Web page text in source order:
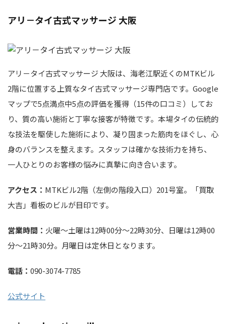
アリ－タイ古式マッサージ 大阪
アリ－タイ古式マッサージ 大阪は、海老江駅近くのMTKビル
2階に位置する上質なタイ古式マッサージ専門店です。Google
マップで5点満点中5点の評価を獲得（15件の口コミ）してお
り、質の高い施術と丁寧な接客が特徴です。本場タイの伝統的
な技法を駆使した施術により、凝り固まった筋肉をほぐし、心
身のバランスを整えます。スタッフは確かな技術力を持ち、
一人ひとりのお客様の悩みに真摯に向き合います。
アクセス： MTKビル2階（左側の階段入口）201号室。「買取
大吉」看板のビルが目印です。
営業時間： 火曜〜土曜は12時00分～22時30分、日曜は12時00
分～21時30分。月曜日は定休日となります。
電話： 090-3074-7785
公式サイト